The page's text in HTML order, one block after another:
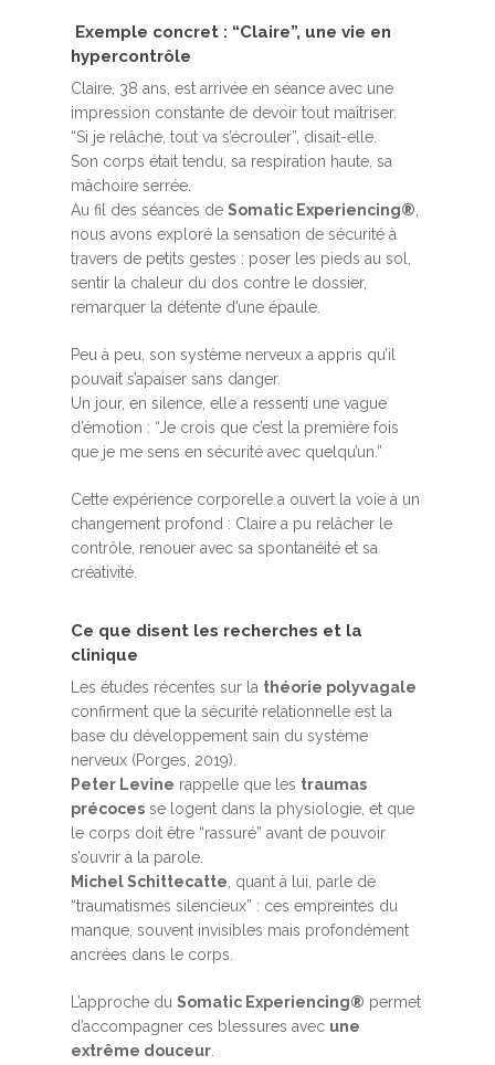
Exemple concret : “Claire”, une vie en
hypercontrôle
Claire, 38 ans, est arrivée en séance avec une
impression constante de devoir tout maîtriser.
“Si je relâche, tout va s’écrouler”, disait-elle.
Son corps était tendu, sa respiration haute, sa
mâchoire serrée.
Au fil des séances de Somatic Experiencing®
nous avons exploré la sensation de sécurité à
travers de petits gestes : poser les pieds au sol,
sentir la chaleur du dos contre le dossier,
remarquer la détente d’une épaule.
Peu à peu, son système nerveux a appris qu’il
pouvait s’apaiser sans danger.
Un jour, en silence, elle a ressenti une vague
d’émotion : “Je crois que c’est la première fois
que je me sens en sécurité avec quelqu’un.”
Cette expérience corporelle a ouvert la voie à un
changement profond : Claire a pu relâcher le
contrôle, renouer avec sa spontanéité et sa
créativité.
Ce que disent les recherches et la
clinique
Les études récentes sur la théorie polyvagale
confirment que la sécurité relationnelle est la
base du développement sain du système
nerveux (Porges, 2019).
Peter Levine rappelle que les traumas
précoces se logent dans la physiologie, et que
le corps doit être “rassuré” avant de pouvoir
s’ouvrir à la parole.
Michel Schittecatte , quant à lui, parle de
“traumatismes silencieux” : ces empreintes du
manque, souvent invisibles mais profondément
ancrées dans le corps.
L’approche du Somatic Experiencing® permet
d’accompagner ces blessures avec une
extrême douceur